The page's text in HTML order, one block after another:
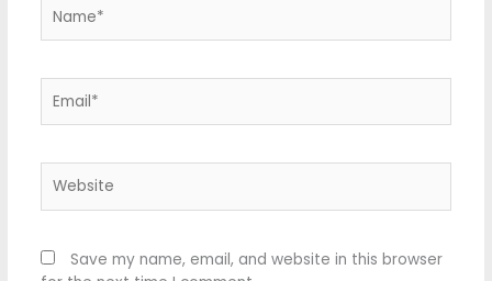
Save my name, email, and website in this browser